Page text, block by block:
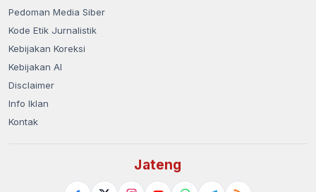
Pedoman Media Siber
Kode Etik Jurnalistik
Kebijakan Koreksi
Kebijakan AI
Disclaimer
Info Iklan
Kontak
Jateng